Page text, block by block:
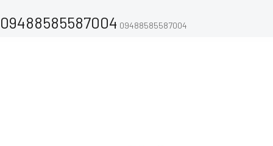
09488585587004 09488585587004